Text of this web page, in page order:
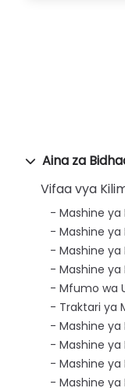
Aina za
Vifaa vya
Mashine ya
Mashine ya
Mashine ya
Mashine ya
Mfumo wa
Traktari ya
Mashine
Mashine ya
Mashine
Mashine ya